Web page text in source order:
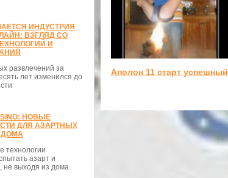
ИНДУСТРИЯ
ВЗГЛЯД СО
И
развлечений за
лет изменился до
НОВЫЕ
ДЛЯ АЗАРТНЫХ
ДОМА
технологии
азарт и
не выходя из дома.
Аполон 11 старт успешный